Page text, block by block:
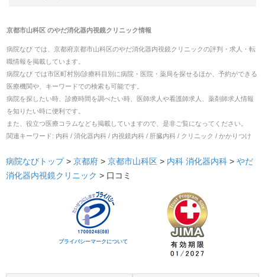
京都市山科区 のやだ消化器内視鏡クリニック情報
病院なび では、 京都府京都市山科区のやだ消化器内視鏡クリニックの評判・求人・転
職情報を掲載しています。
病院なび では市区町村別/診療科目別に病院・医院・薬局を探せるほか、予約ができる
医療機関や、キーワードでの検索も可能です。
病院を探したい時、診療時間を調べたい時、医師求人や看護師求人、薬剤師求人情報
を知りたい時に便利です。
また、役立つ医療コラムなども掲載していますので、是非ご覧になってください。
関連キーワード: 内科 / 消化器内科 / 内視鏡内科 / 肝臓内科 / クリニック / かかりつけ
病院なびトップ > 京都府 > 京都市山科区 > 内科 消化器内科 > やだ
消化器内視鏡クリニック > 口コミ
プライバシーマークについて